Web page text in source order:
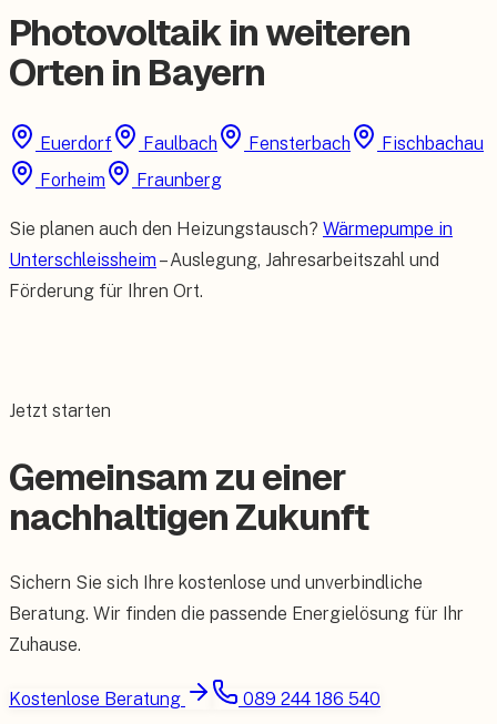
Photovoltaik in weiteren
Orten in Bayern
Euerdorf Faulbach Fensterbach
Fischbachau
Forheim
Fraunberg
Sie planen auch den Heizungstausch? Wärmepumpe in
Unterschleissheim – Auslegung, Jahresarbeitszahl und
Förderung für Ihren Ort.
Jetzt starten
Gemeinsam zu einer
nachhaltigen Zukunft
Sichern Sie sich Ihre kostenlose und unverbindliche
Beratung. Wir finden die passende Energielösung für Ihr
Zuhause.
Kostenlose Beratung 089 244 186 540